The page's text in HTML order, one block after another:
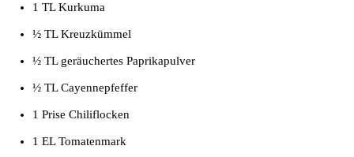
1 TL Kurkuma
½ TL Kreuzkümmel
½ TL geräuchertes Paprikapulver
½ TL Cayennepfeffer
1 Prise Chiliflocken
1 EL Tomatenmark